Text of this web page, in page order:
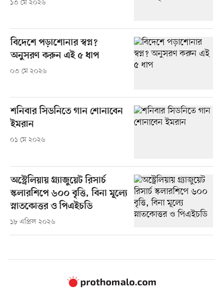
১৩ মে ২০২৬
বিদেশে পড়াশোনার স্বপ্ন?
অনুসরণ করুন এই ৫ ধাপ
০৩ মে ২০২৬
শনিবার সিডনিতে গান শোনাবেন
ইমরান
০১ মে ২০২৬
অস্ট্রেলিয়ায় গ্র্যাজুয়েট রিসার্চ
স্কলারশিপে ৬০০ বৃত্তি, বিনা মূল্যে
স্নাতকোত্তর ও পিএইচডি
১৮ এপ্রিল ২০২৬